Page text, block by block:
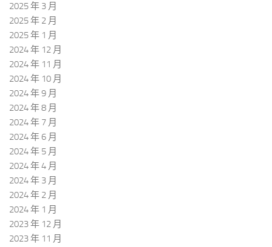
2025 年 3 月
2025 年 2 月
2025 年 1 月
2024 年 12 月
2024 年 11 月
2024 年 10 月
2024 年 9 月
2024 年 8 月
2024 年 7 月
2024 年 6 月
2024 年 5 月
2024 年 4 月
2024 年 3 月
2024 年 2 月
2024 年 1 月
2023 年 12 月
2023 年 11 月